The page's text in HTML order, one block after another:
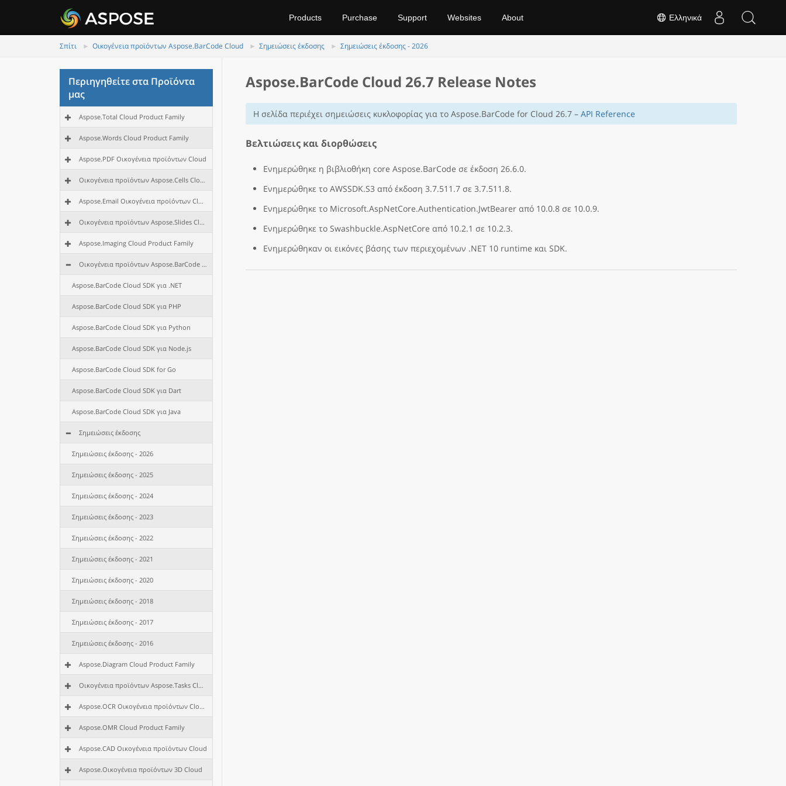
Ελληνικά
Products Purchase Support Websites About
Σπίτι Οικογένεια προϊόντων Aspose.BarCode Cloud Σημειώσεις έκδοσης Σημειώσεις έκδοσης - 2026
Περιηγηθείτε στα Προϊόντα
μας
Aspose.Total Cloud Product Family
Aspose.Words Cloud Product Family
Aspose.PDF Οικογένεια προϊόντων Cloud
Οικογένεια προϊόντων Aspose.Cells Cloud
Aspose.Email Οικογένεια προϊόντων Cloud
Οικογένεια προϊόντων Aspose.Slides Cloud
Aspose.Imaging Cloud Product Family
Οικογένεια προϊόντων Aspose.BarCode Cloud
Aspose.BarCode Cloud SDK για .NET
Aspose.BarCode Cloud SDK για PHP
Aspose.BarCode Cloud SDK για Python
Aspose.BarCode Cloud SDK για Node.js
Aspose.BarCode Cloud SDK for Go
Aspose.BarCode Cloud SDK για Dart
Aspose.BarCode Cloud SDK για Java
Σημειώσεις έκδοσης
Σημειώσεις έκδοσης - 2026
Σημειώσεις έκδοσης - 2025
Σημειώσεις έκδοσης - 2024
Σημειώσεις έκδοσης - 2023
Σημειώσεις έκδοσης - 2022
Σημειώσεις έκδοσης - 2021
Σημειώσεις έκδοσης - 2020
Σημειώσεις έκδοσης - 2018
Σημειώσεις έκδοσης - 2017
Σημειώσεις έκδοσης - 2016
Aspose.Diagram Cloud Product Family
Οικογένεια προϊόντων Aspose.Tasks Cloud
Aspose.OCR Οικογένεια προϊόντων Cloud
Aspose.OMR Cloud Product Family
Aspose.CAD Οικογένεια προϊόντων Cloud
Aspose.Οικογένεια προϊόντων 3D Cloud
Aspose.BarCode Cloud 26.7 Release Notes
Η σελίδα περιέχει σημειώσεις κυκλοφορίας για το Aspose.BarCode for Cloud 26.7 – API Reference
Βελτιώσεις και διορθώσεις
Ενημερώθηκε η βιβλιοθήκη core Aspose.BarCode σε έκδοση 26.6.0.
Ενημερώθηκε το AWSSDK.S3 από έκδοση 3.7.511.7 σε 3.7.511.8.
Ενημερώθηκε το Microsoft.AspNetCore.Authentication.JwtBearer από 10.0.8 σε 10.0.9.
Ενημερώθηκε το Swashbuckle.AspNetCore από 10.2.1 σε 10.2.3.
Ενημερώθηκαν οι εικόνες βάσης των περιεχομένων .NET 10 runtime και SDK.